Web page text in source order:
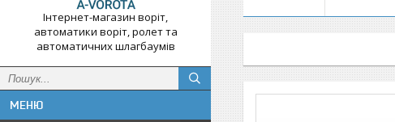
Інтернет-магазин воріт,
автоматики воріт, ролет та
автоматичних шлагбаумів